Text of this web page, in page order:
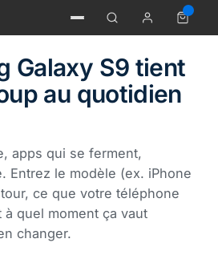
Galaxy S9 tient
au quotidien
apps qui se ferment,
Entrez le modèle (ex. iPhone
ce que votre téléphone
quel moment ça vaut
changer.